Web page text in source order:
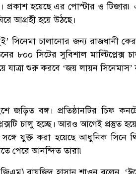
প্রকাশ হয়েছে এর পোস্টার ও
আগ্রহী হয়ে উঠছে।
চালানোর জন্য রাজধানী
৮০০ সিটের সুবিশাল
যাত্রা শুরু করবে ‘জয় লায়ন সিনেমাস’
জড়িত বঙ্গ। প্রতিষ্ঠানটির চিফ
চালু হচ্ছে। আরও আগেই
যুক্ত করা হয়েছে আধুনিক সিনে
পেরে আনন্দিত তারা৷